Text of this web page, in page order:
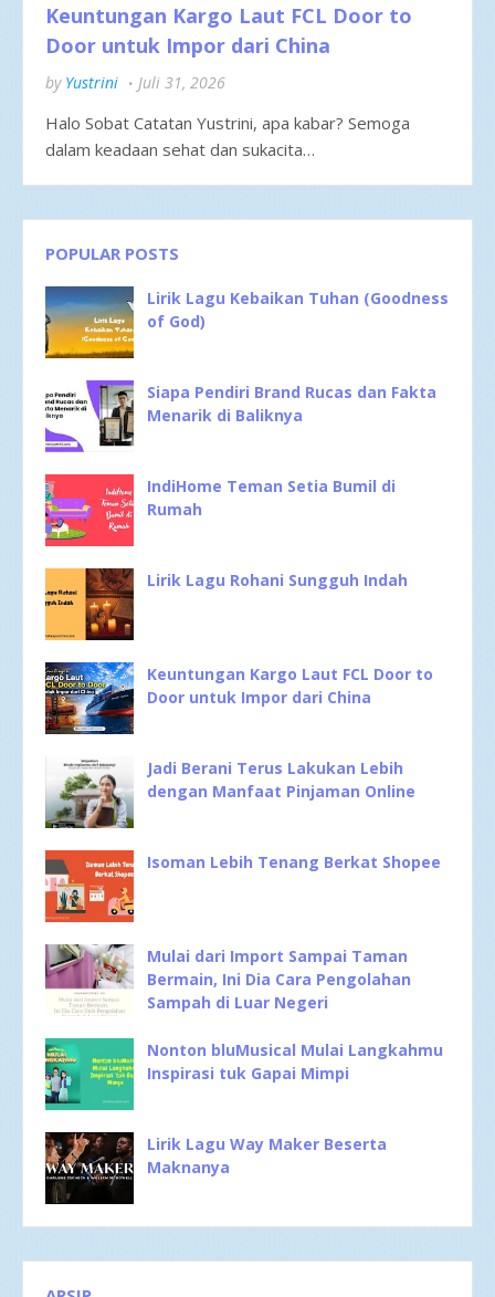
Keuntungan Kargo Laut FCL Door to
Door untuk Impor dari China
by Yustrini Juli 31, 2026
Halo Sobat Catatan Yustrini, apa kabar? Semoga
dalam keadaan sehat dan sukacita…
POPULAR POSTS
Lirik Lagu Kebaikan Tuhan (Goodness
of God)
Siapa Pendiri Brand Rucas dan Fakta
Menarik di Baliknya
IndiHome Teman Setia Bumil di
Rumah
Lirik Lagu Rohani Sungguh Indah
Keuntungan Kargo Laut FCL Door to
Door untuk Impor dari China
Jadi Berani Terus Lakukan Lebih
dengan Manfaat Pinjaman Online
Isoman Lebih Tenang Berkat Shopee
Mulai dari Import Sampai Taman
Bermain, Ini Dia Cara Pengolahan
Sampah di Luar Negeri
Nonton bluMusical Mulai Langkahmu
Inspirasi tuk Gapai Mimpi
Lirik Lagu Way Maker Beserta
Maknanya